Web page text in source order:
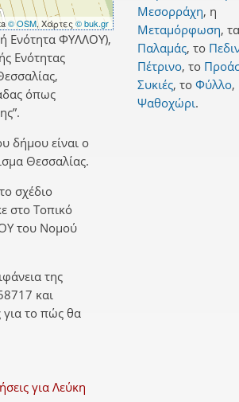
© OSM, Χάρτες © buk.gr
Ενότητα ΦΥΛΛΟΥ),
Ενότητας
όπως
δήμου είναι ο
Θεσσαλίας.
σχέδιο
στο Τοπικό
του Νομού
της
και
το πώς θα
για Λεύκη
Μεσορράχη, η
Μεταμόρφωση, τα
Παλαμάς, το
Πέτρινο, το
Συκιές, το Φύλλο,
Ψαθοχώρι.